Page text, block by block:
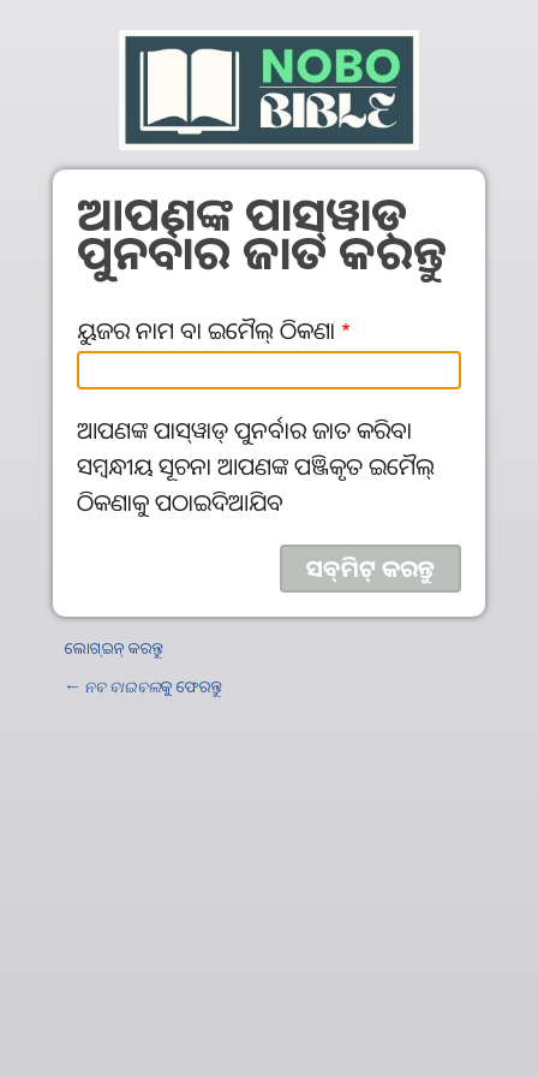
ଆପଣଙ୍କ ପାସ୍‌ୱାଡ୍‌
ପୁନର୍ବାର ଜାତ କରନ୍ତୁ
ୟୁଜର ନାମ ବା ଇମୈଲ୍‌ ଠିକଣା
ଆପଣଙ୍କ ପାସ୍‌ୱାଡ୍‌ ପୁନର୍ବାର ଜାତ କରିବା
ସମ୍ବନ୍ଧୀୟ ସୂଚନା ଆପଣଙ୍କ ପଞ୍ଜିକୃତ ଇମୈଲ୍‌
ଠିକଣାକୁ ପଠାଇଦିଆଯିବ
ଲୋଗ୍‍ଇନ୍‍ କରନ୍ତୁ
← ନବ ବାଇବଲକୁ ଫେରନ୍ତୁ